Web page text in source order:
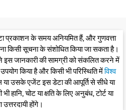
प्रकाशन के समय अनियमित हैं, और गुणवत्ता
किसी सूचना के संशोधित किया जा सकता है।
इस जानकारी की सामग्री को संकलित करने में
किया है और किसी भी परिस्थिति मेंविश्व
या उसके एजेंट इस डेटा की आपूर्ति से सीधे या
हानि, चोट या क्षति के लिए अनुबंध, टोर्ट या
होंगे।